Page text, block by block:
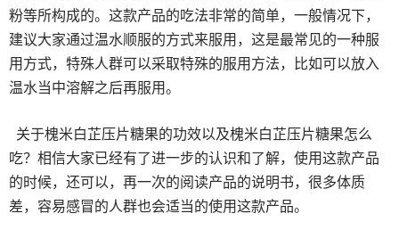
粉等所构成的。这款产品的吃法非常的简单，一般情况下，
建议大家通过温水顺服的方式来服用，这是最常见的一种服
用方式，特殊人群可以采取特殊的服用方法，比如可以放入
温水当中溶解之后再服用。
关于槐米白芷压片糖果的功效以及槐米白芷压片糖果怎么
吃？相信大家已经有了进一步的认识和了解，使用这款产品
的时候，还可以，再一次的阅读产品的说明书，很多体质
差，容易感冒的人群也会适当的使用这款产品。